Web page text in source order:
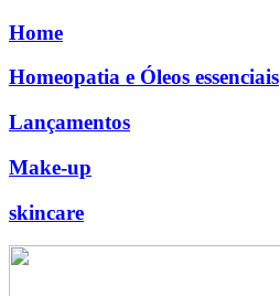
Home
Homeopatia e Óleos essenciais
Lançamentos
Make-up
skincare